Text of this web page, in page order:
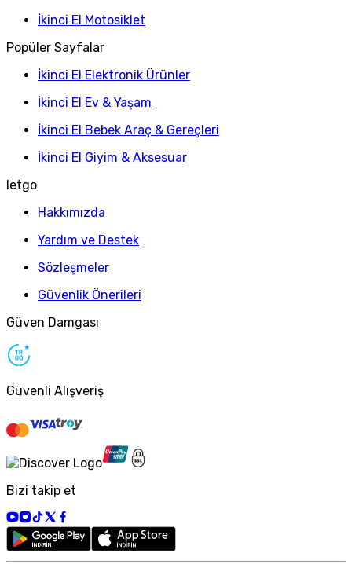
İkinci El Motosiklet
Popüler Sayfalar
İkinci El Elektronik Ürünler
İkinci El Ev & Yaşam
İkinci El Bebek Araç & Gereçleri
İkinci El Giyim & Aksesuar
letgo
Hakkımızda
Yardım ve Destek
Sözleşmeler
Güvenlik Önerileri
Güven Damgası
Güvenli Alışveriş
Bizi takip et